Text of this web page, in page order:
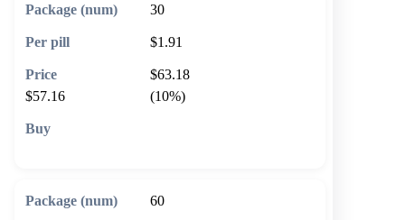
30
$1.91
$63.18
$57.16
(10%)
60